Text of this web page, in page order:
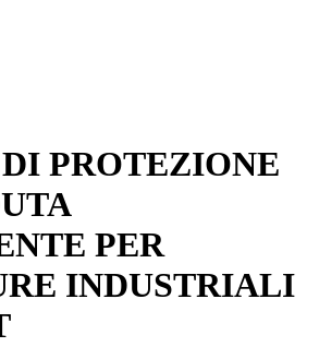
PROTEZIONE
PER
INDUSTRIALI